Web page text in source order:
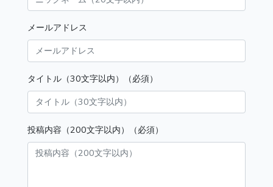
メールアドレス
タイトル（30文字以内）（必須）
投稿内容（200文字以内）（必須）